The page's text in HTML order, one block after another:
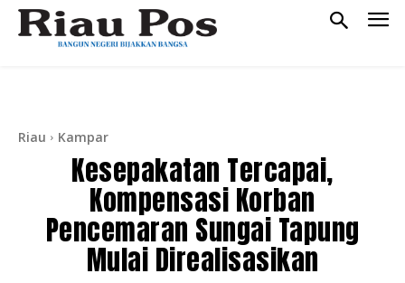
Riau Kampar
Kesepakatan Tercapai,
Kompensasi Korban
Pencemaran Sungai Tapung
Mulai Direalisasikan